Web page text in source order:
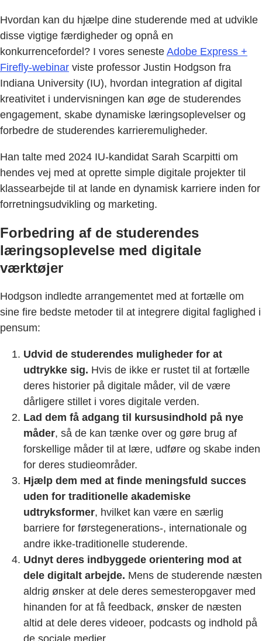
Hvordan kan du hjælpe dine studerende med at udvikle
disse vigtige færdigheder og opnå en
konkurrencefordel? I vores seneste Adobe Express +
Firefly-webinar viste professor Justin Hodgson fra
Indiana University (IU), hvordan integration af digital
kreativitet i undervisningen kan øge de studerendes
engagement, skabe dynamiske læringsoplevelser og
forbedre de studerendes karrieremuligheder.
Han talte med 2024 IU-kandidat Sarah Scarpitti om
hendes vej med at oprette simple digitale projekter til
klassearbejde til at lande en dynamisk karriere inden for
forretningsudvikling og marketing.
Forbedring af de studerendes
læringsoplevelse med digitale
værktøjer
Hodgson indledte arrangementet med at fortælle om
sine fire bedste metoder til at integrere digital faglighed i
pensum:
Udvid de studerendes muligheder for at
udtrykke sig. Hvis de ikke er rustet til at fortælle
deres historier på digitale måder, vil de være
dårligere stillet i vores digitale verden.
Lad dem få adgang til kursusindhold på nye
måder, så de kan tænke over og gøre brug af
forskellige måder til at lære, udføre og skabe inden
for deres studieområder.
Hjælp dem med at finde meningsfuld succes
uden for traditionelle akademiske
udtryksformer, hvilket kan være en særlig
barriere for førstegenerations-, internationale og
andre ikke-traditionelle studerende.
Udnyt deres indbyggede orientering mod at
dele digitalt arbejde. Mens de studerende næsten
aldrig ønsker at dele deres semesteropgaver med
hinanden for at få feedback, ønsker de næsten
altid at dele deres videoer, podcasts og indhold på
de sociale medier.